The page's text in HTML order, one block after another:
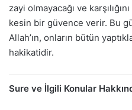
zayi olmayacağı ve
kesin bir güvence verir. Bu
Allah’ın, onların bütün
hakikatidir.
Sure ve İlgili Konular